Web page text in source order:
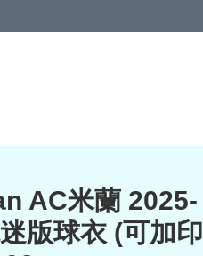
AC米蘭 2025-
版球衣 (可加印